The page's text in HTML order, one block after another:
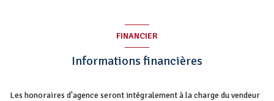
FINANCIER
Informations financières
Les honoraires d'agence seront intégralement à la charge du vendeur